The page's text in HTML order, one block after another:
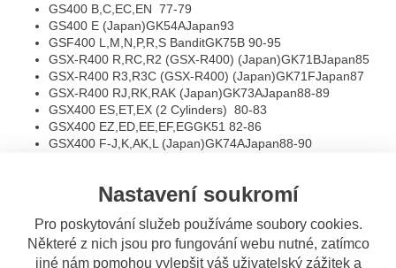
Nastavení soukromí
Pro poskytování služeb používáme soubory cookies.
Některé z nich jsou pro fungování webu nutné, zatímco
jiné nám pomohou vylepšit váš uživatelský zážitek a
GS400 B,C,EC,EN 77-79
GS400 E (Japan)GK54AJapan93
GSF400 L,M,N,P,R,S BanditGK75B 90-95
GSX-R400 R,RC,R2 (GSX-R400) (Japan)GK71BJapan85
GSX-R400 R3,R3C (GSX-R400) (Japan)GK71FJapan87
GSX-R400 RJ,RK,RAK (Japan)GK73AJapan88-89
GSX400 ES,ET,EX (2 Cylinders) 80-83
GSX400 EZ,ED,EE,EF,EGGK51 82-86
GSX400 F-J,K,AK,L (Japan)GK74AJapan88-90
GSX400 SZ,SD,SE,SF,SG,SHGK53C 82-87
GSX400 X Impulse (Japan)GK71EJapan86
GS425 N,EL,EN 79-80
GS450 EE,EF,EG,EH,EJ 84-88